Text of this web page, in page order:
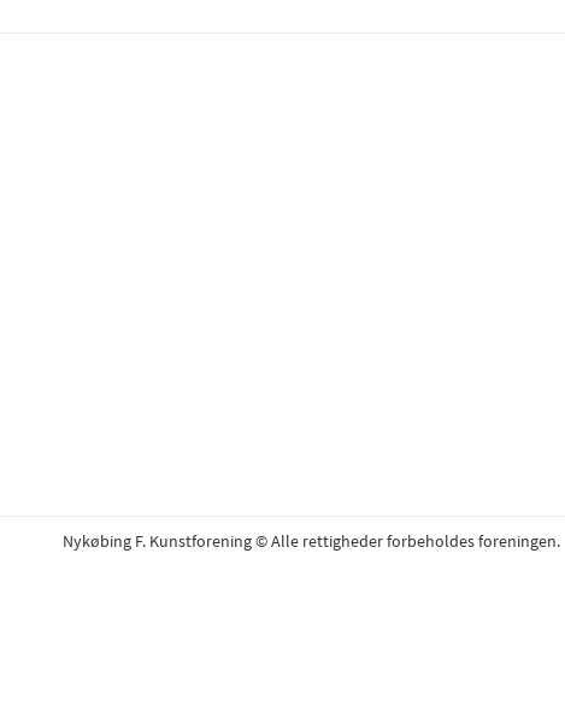
Nykøbing F. Kunstforening © Alle rettigheder forbeholdes foreningen.